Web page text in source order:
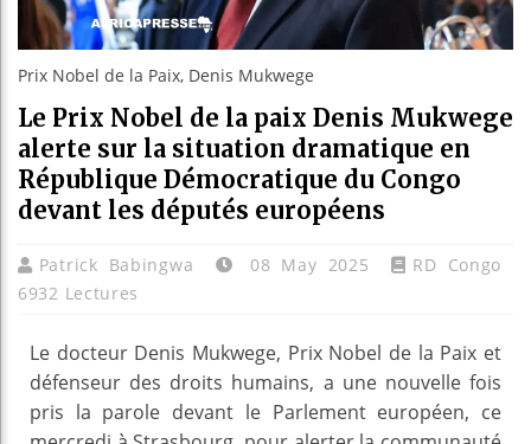
Prix Nobel de la Paix, Denis Mukwege
Le Prix Nobel de la paix Denis Mukwege
alerte sur la situation dramatique en
République Démocratique du Congo
devant les députés européens
Patrick Babingwa 08 May 2025
RD Congo
6932 Lectures
Le docteur Denis Mukwege, Prix Nobel de la Paix et
défenseur des droits humains, a une nouvelle fois
pris la parole devant le Parlement européen, ce